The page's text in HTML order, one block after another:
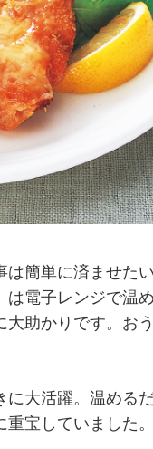
簡単に済ませた
は電子レンジで温
助かりです。お
に大活躍。温める
重宝していました